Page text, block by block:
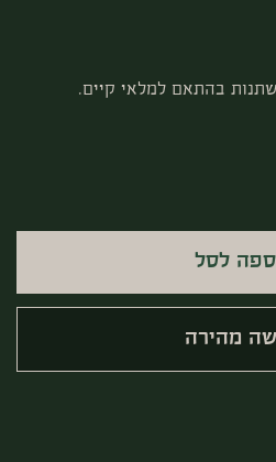
בהתאם למלאי קיים.
לסל
מהירה